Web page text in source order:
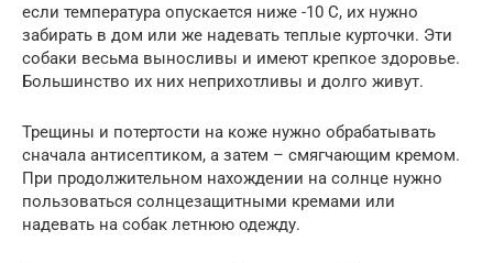
если температура опускается ниже -10 С, их нужно
забирать в дом или же надевать теплые курточки. Эти
собаки весьма выносливы и имеют крепкое здоровье.
Большинство их них неприхотливы и долго живут.
Трещины и потертости на коже нужно обрабатывать
сначала антисептиком, а затем – смягчающим кремом.
При продолжительном нахождении на солнце нужно
пользоваться солнцезащитными кремами или
надевать на собак летнюю одежду.